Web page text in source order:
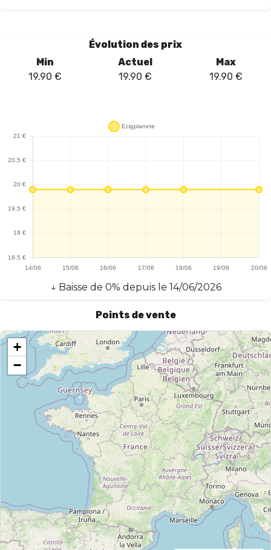
Évolution des prix
Min
19.90 €
Actuel
19.90 €
Max
19.90 €
↓ Baisse de 0% depuis le 14/06/2026
Points de vente
+
−